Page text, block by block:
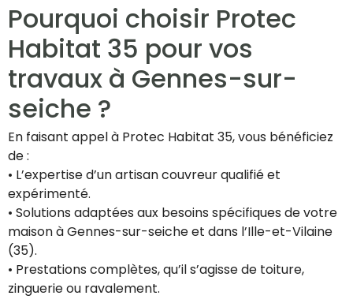
Pourquoi choisir Protec
Habitat 35 pour vos
travaux à Gennes-sur-
seiche ?
En faisant appel à Protec Habitat 35, vous bénéficiez
de :
• L’expertise d’un artisan couvreur qualifié et
expérimenté.
• Solutions adaptées aux besoins spécifiques de votre
maison à Gennes-sur-seiche et dans l’Ille-et-Vilaine
(35).
• Prestations complètes, qu’il s’agisse de toiture,
zinguerie ou ravalement.